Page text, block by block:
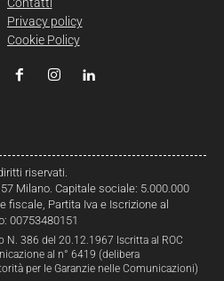
Privacy policy
Cookie Policy
riservati.
Milano. Capitale sociale: 5.000.000
fiscale, Partita Iva e Iscrizione al
00753480151
N. 386 del 20.12.1967 Iscritta al ROC
al n° 6419 (delibera
per le Garanzie nelle Comunicazioni)